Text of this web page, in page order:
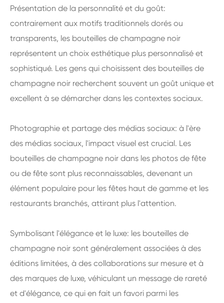
Présentation de la personnalité et du goût:
contrairement aux motifs traditionnels dorés ou
transparents, les bouteilles de champagne noir
représentent un choix esthétique plus personnalisé et
sophistiqué. Les gens qui choisissent des bouteilles de
champagne noir recherchent souvent un goût unique et
excellent à se démarcher dans les contextes sociaux.
Photographie et partage des médias sociaux: à l'ère
des médias sociaux, l'impact visuel est crucial. Les
bouteilles de champagne noir dans les photos de fête
ou de fête sont plus reconnaissables, devenant un
élément populaire pour les fêtes haut de gamme et les
restaurants branchés, attirant plus l'attention.
Symbolisant l'élégance et le luxe: les bouteilles de
champagne noir sont généralement associées à des
éditions limitées, à des collaborations sur mesure et à
des marques de luxe, véhiculant un message de rareté
et d'élégance, ce qui en fait un favori parmi les